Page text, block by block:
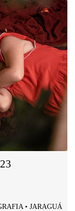
• JARAGUÁ